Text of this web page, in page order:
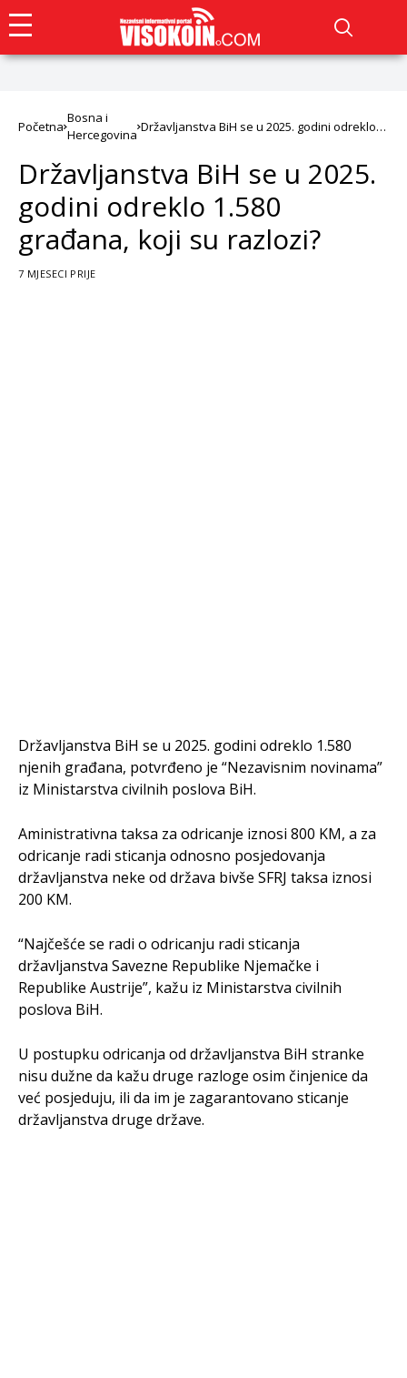
Početna
Bosna i
Hercegovina
Državljanstva BiH se u 2025. godini odreklo
Državljanstva BiH se u 2025.
godini odreklo 1.580
građana, koji su razlozi?
7 MJESECI PRIJE
Državljanstva BiH se u 2025. godini odreklo 1.580
njenih građana, potvrđeno je “Nezavisnim novinama”
iz Ministarstva civilnih poslova BiH.
Aministrativna taksa za odricanje iznosi 800 KM, a za
odricanje radi sticanja odnosno posjedovanja
državljanstva neke od država bivše SFRJ taksa iznosi
200 KM.
“Najčešće se radi o odricanju radi sticanja
državljanstva Savezne Republike Njemačke i
Republike Austrije”, kažu iz Ministarstva civilnih
poslova BiH.
U postupku odricanja od državljanstva BiH stranke
nisu dužne da kažu druge razloge osim činjenice da
već posjeduju, ili da im je zagarantovano sticanje
državljanstva druge države.